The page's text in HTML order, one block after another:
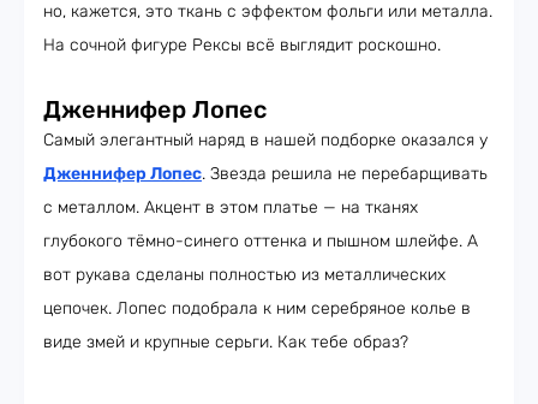
но, кажется, это ткань с эффектом фольги или металла.
На сочной фигуре Рексы всё выглядит роскошно.
Дженнифер Лопес
Самый элегантный наряд в нашей подборке оказался у
Дженнифер Лопес. Звезда решила не перебарщивать
с металлом. Акцент в этом платье — на тканях
глубокого тёмно-синего оттенка и пышном шлейфе. А
вот рукава сделаны полностью из металлических
цепочек. Лопес подобрала к ним серебряное колье в
виде змей и крупные серьги. Как тебе образ?